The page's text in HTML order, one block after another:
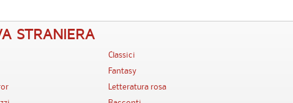
STRANIERA
Classici
Fantasy
Letteratura rosa